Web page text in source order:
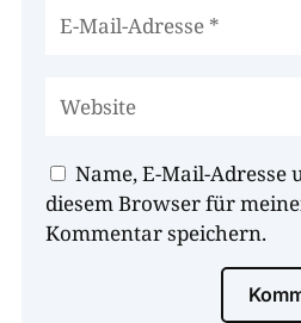
Name, E-Mail-Adresse
diesem Browser für
Kommentar speichern.